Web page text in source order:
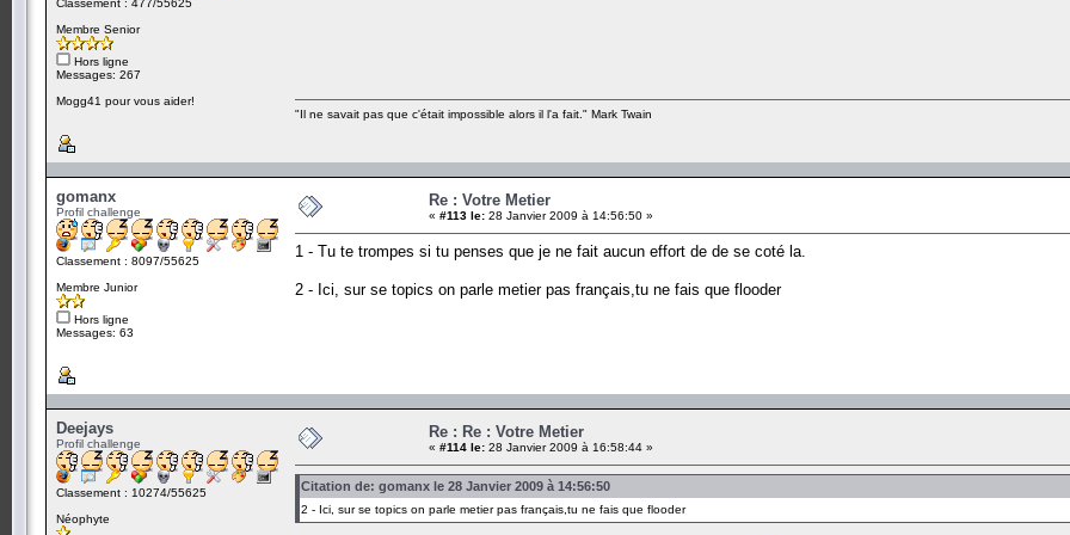
Classement : 477/55625
Membre Senior
Hors ligne
Messages: 267
Mogg41 pour vous aider!
"Il ne savait pas que c'était impossible alors il l'a fait." Mark Twain
gomanx
Profil challenge
Classement : 8097/55625
Membre Junior
Hors ligne
Messages: 63
Re : Votre Metier
« #113 le: 28 Janvier 2009 à 14:56:50 »
1 - Tu te trompes si tu penses que je ne fait aucun effort de de se coté la.
2 - Ici, sur se topics on parle metier pas français,tu ne fais que flooder
Deejays
Profil challenge
Classement : 10274/55625
Néophyte
Re : Re : Votre Metier
« #114 le: 28 Janvier 2009 à 16:58:44 »
Citation de: gomanx le 28 Janvier 2009 à 14:56:50
2 - Ici, sur se topics on parle metier pas français,tu ne fais que flooder